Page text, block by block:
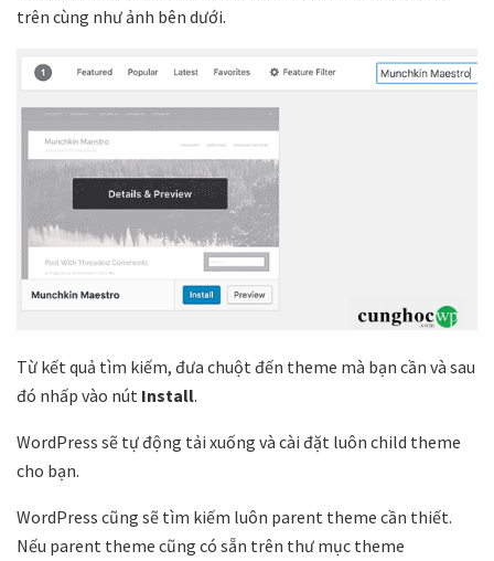
trên cùng như ảnh bên dưới.
Từ kết quả tìm kiếm, đưa chuột đến theme mà bạn cần và sau
đó nhấp vào nút Install.
WordPress sẽ tự động tải xuống và cài đặt luôn child theme
cho bạn.
WordPress cũng sẽ tìm kiếm luôn parent theme cần thiết.
Nếu parent theme cũng có sẵn trên thư mục theme